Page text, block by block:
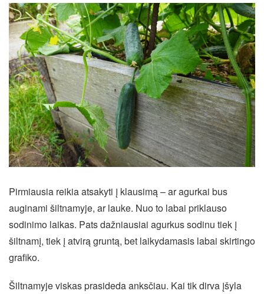
Pirmiausia reikia atsakyti į klausimą – ar agurkai bus
auginami šiltnamyje, ar lauke. Nuo to labai priklauso
sodinimo laikas. Pats dažniausiai agurkus sodinu tiek į
šiltnamį, tiek į atvirą gruntą, bet laikydamasis labai skirtingo
grafiko.
Šiltnamyje viskas prasideda anksčiau. Kai tik dirva įšyla